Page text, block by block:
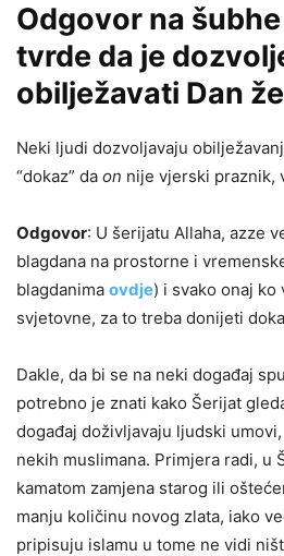
Odgovor na
tvrde da je
obilježavati Dan
Neki ljudi dozvoljavaju
“dokaz” da on nije vjerski praznik,
Odgovor: U šerijatu Allaha, azze
blagdana na prostorne i
blagdanima ovdje) i svako onaj
svjetovne, za to treba donijeti
Dakle, da bi se na neki događaj
potrebno je znati kako Šerijat
događaj doživljavaju ljudski
nekih muslimana. Primjera radi, u
kamatom zamjena starog ili
manju količinu novog zlata, iako
pripisuju islamu u tome ne vidi